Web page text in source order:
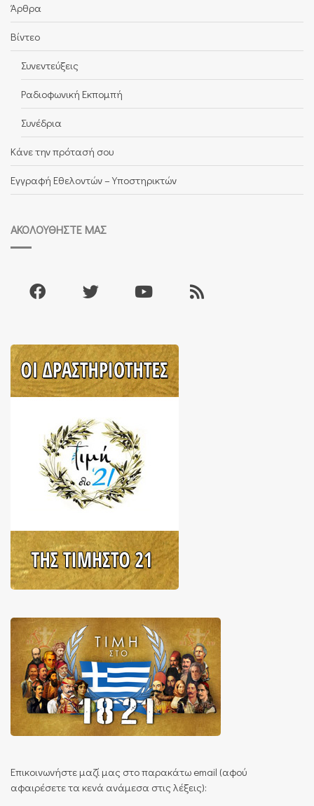
Άρθρα
Βίντεο
Συνεντεύξεις
Ραδιοφωνική Εκπομπή
Συνέδρια
Κάνε την πρότασή σου
Εγγραφή Εθελοντών – Υποστηρικτών
ΑΚΟΛΟΥΘΉΣΤΕ ΜΑΣ
Επικοινωνήστε μαζί μας στο παρακάτω email (αφού
αφαιρέσετε τα κενά ανάμεσα στις λέξεις):